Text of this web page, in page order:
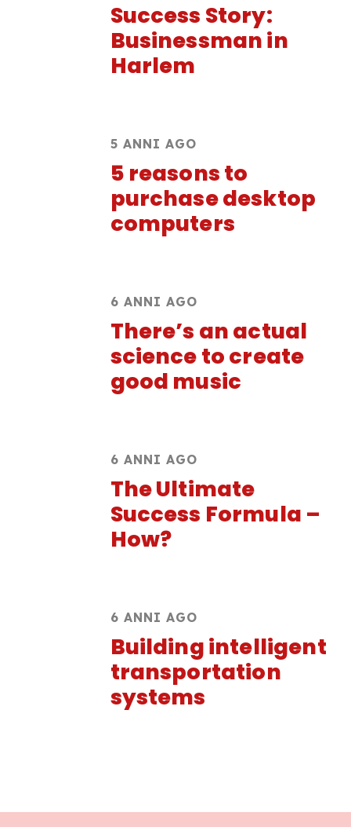
Success Story:
Businessman in
Harlem
5 ANNI AGO
5 reasons to
purchase desktop
computers
6 ANNI AGO
There’s an actual
science to create
good music
6 ANNI AGO
The Ultimate
Success Formula –
How?
6 ANNI AGO
Building intelligent
transportation
systems